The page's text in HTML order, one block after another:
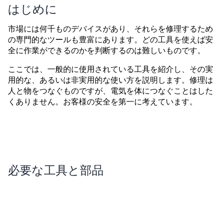
はじめに
市場には何千ものデバイスがあり、それらを修理するため
の専門的なツールも豊富にあります。どの工具を使えば安
全に作業ができるのかを判断するのは難しいものです。
ここでは、一般的に使用されている工具を紹介し、その実
用的な、あるいは非実用的な使い方を説明します。修理は
人と物をつなぐものですが、電気を体につなぐことはした
くありません。お客様の安全を第一に考えています。
必要な工具と部品